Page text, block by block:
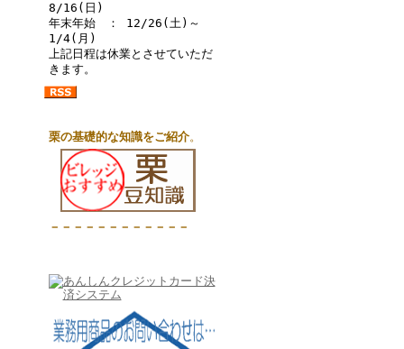
8/16(日)
年末年始 ： 12/26(土)～
1/4(月)
上記日程は休業とさせていただ
きます。
栗の基礎的な知識をご紹介。
－－－－－－－－－－－－